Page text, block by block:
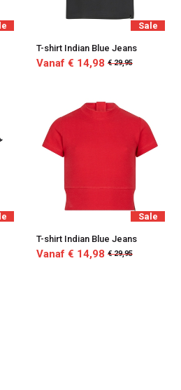
Sale
T-shirt Indian Blue Jeans
Vanaf € 14,98 € 29,95
Sale
T-shirt Indian Blue Jeans
Vanaf € 14,98 € 29,95